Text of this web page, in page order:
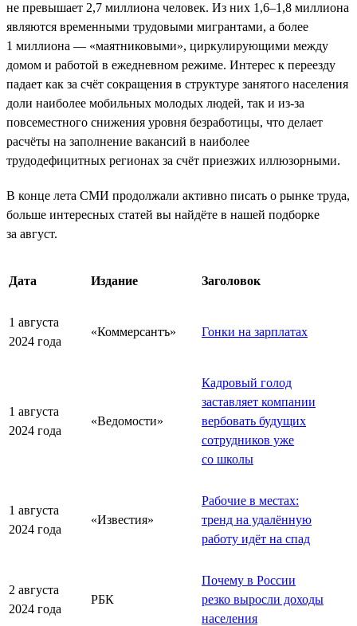
не превышает 2,7 миллиона человек. Из них 1,6–1,8 миллиона
являются временными трудовыми мигрантами, а более
1 миллиона — «маятниковыми», циркулирующими между
домом и работой в ежедневном режиме. Интерес к переезду
падает как за счёт сокращения в структуре занятого населения
доли наиболее мобильных молодых людей, так и из-за
повсеместного снижения уровня безработицы, что делает
расчёты на заполнение вакансий в наиболее
трудодефицитных регионах за счёт приезжих иллюзорными.
В конце лета СМИ продолжали активно писать о рынке труда,
больше интересных статей вы найдёте в нашей подборке
за август.
Дата Издание Заголовок
1 августа
2024 года
«Коммерсантъ» Гонки на зарплатах
1 августа
2024 года
«Ведомости»
Кадровый голод
заставляет компании
вербовать будущих
сотрудников уже
со школы
1 августа
2024 года
«Известия»
Рабочие в местах:
тренд на удалённую
работу идёт на спад
2 августа
2024 года
РБК
Почему в России
резко выросли доходы
населения